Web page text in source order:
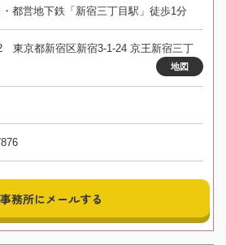
都営地下鉄「新宿三丁目駅」徒歩1分
東京都新宿区新宿3-1-24 京王新宿三丁
地図
事務所にメールする